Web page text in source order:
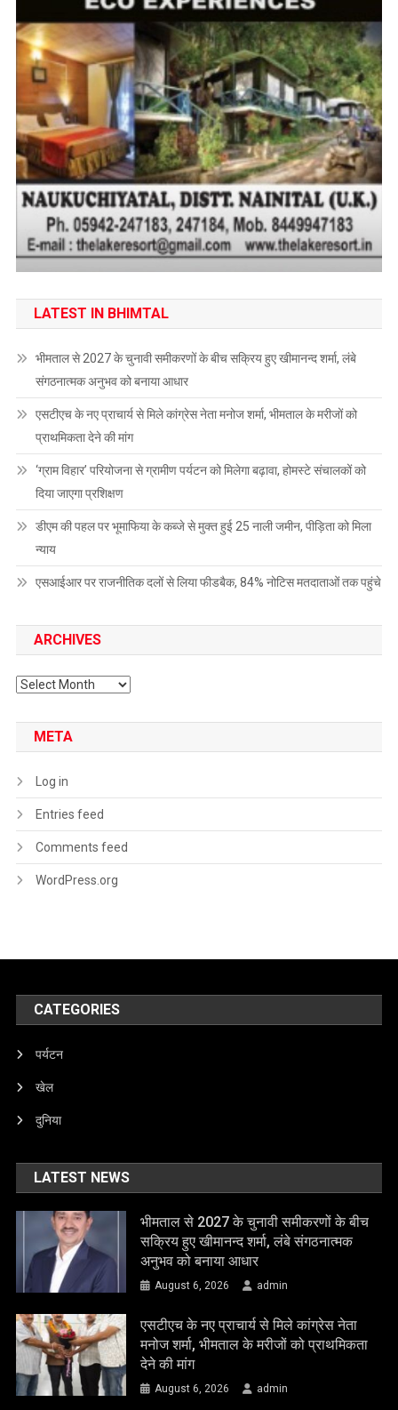
LATEST IN BHIMTAL
भीमताल से 2027 के चुनावी समीकरणों के बीच सक्रिय हुए खीमानन्द शर्मा, लंबे
संगठनात्मक अनुभव को बनाया आधार
एसटीएच के नए प्राचार्य से मिले कांग्रेस नेता मनोज शर्मा, भीमताल के मरीजों को
प्राथमिकता देने की मांग
‘ग्राम विहार’ परियोजना से ग्रामीण पर्यटन को मिलेगा बढ़ावा, होमस्टे संचालकों को
दिया जाएगा प्रशिक्षण
डीएम की पहल पर भूमाफिया के कब्जे से मुक्त हुई 25 नाली जमीन, पीड़िता को मिला
न्याय
एसआईआर पर राजनीतिक दलों से लिया फीडबैक, 84% नोटिस मतदाताओं तक पहुंचे
ARCHIVES
Archives
META
Log in
Entries feed
Comments feed
WordPress.org
CATEGORIES
पर्यटन
खेल
दुनिया
LATEST NEWS
भीमताल से 2027 के चुनावी समीकरणों के बीच
सक्रिय हुए खीमानन्द शर्मा, लंबे संगठनात्मक
अनुभव को बनाया आधार
August 6, 2026 admin
एसटीएच के नए प्राचार्य से मिले कांग्रेस नेता
मनोज शर्मा, भीमताल के मरीजों को प्राथमिकता
देने की मांग
August 6, 2026 admin